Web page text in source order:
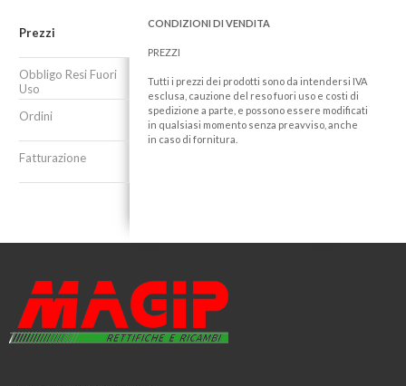
Prezzi
Obbligo Resi Fuori
Uso
Ordini
Fatturazione
CONDIZIONI DI VENDITA
PREZZI
Tutti i prezzi dei prodotti sono da intendersi IVA
esclusa, cauzione del reso fuori uso e costi di
spedizione a parte, e possono essere modificati
in qualsiasi momento senza preavviso, anche
in caso di fornitura.